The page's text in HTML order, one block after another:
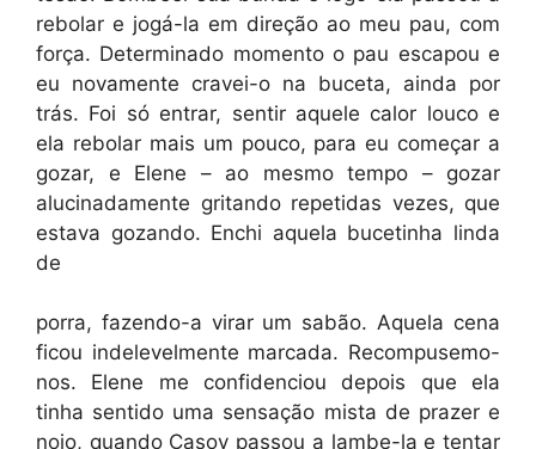
rebolar e jogá-la em direção ao meu pau, com
força. Determinado momento o pau escapou e
eu novamente cravei-o na buceta, ainda por
trás. Foi só entrar, sentir aquele calor louco e
ela rebolar mais um pouco, para eu começar a
gozar, e Elene – ao mesmo tempo – gozar
alucinadamente gritando repetidas vezes, que
estava gozando. Enchi aquela bucetinha linda
de
porra, fazendo-a virar um sabão. Aquela cena
ficou indelevelmente marcada. Recompusemo-
nos. Elene me confidenciou depois que ela
tinha sentido uma sensação mista de prazer e
nojo, quando Casoy passou a lambe-la e tentar